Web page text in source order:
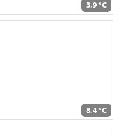
3,9 °C
8,4 °C